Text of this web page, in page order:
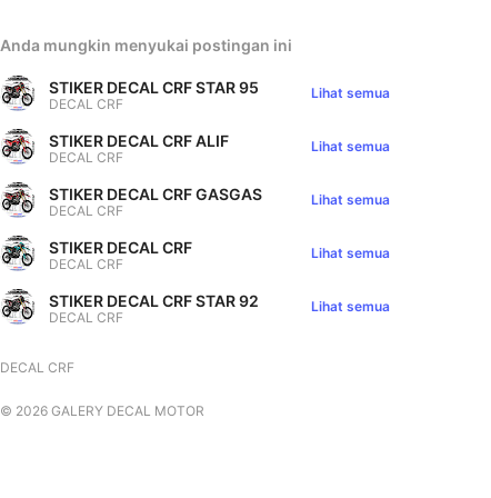
Anda mungkin menyukai postingan ini
STIKER DECAL CRF STAR 95
DECAL CRF
Lihat semua
STIKER DECAL CRF ALIF
DECAL CRF
Lihat semua
STIKER DECAL CRF GASGAS
DECAL CRF
Lihat semua
STIKER DECAL CRF
DECAL CRF
Lihat semua
STIKER DECAL CRF STAR 92
DECAL CRF
Lihat semua
DECAL CRF
© 2026GALERY DECAL MOTOR